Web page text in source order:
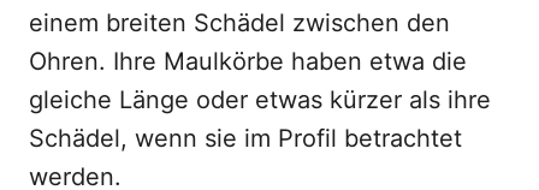
einem breiten Schädel zwischen den
Ohren. Ihre Maulkörbe haben etwa die
gleiche Länge oder etwas kürzer als ihre
Schädel, wenn sie im Profil betrachtet
werden.